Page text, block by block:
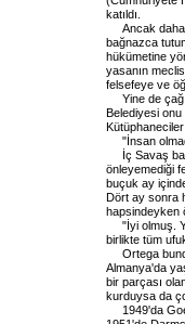
katıldı.
Ancak
bağnazca
hükümetine
yasanın
felsefeye ve
Yine de
Belediyesi onu
"İnsan
İç Savaş
önleyemediği
buçuk ay
Dört ay sonra
hapsindeyken
"İyi olmuş.
birlikte tüm
Ortega
Almanya'da
bir parçası
kurduysa da
1949'da